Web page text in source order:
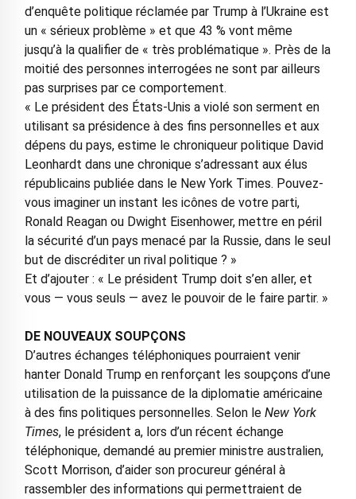
d’enquête politique réclamée par Trump à l’Ukraine est
un « sérieux problème » et que 43 % vont même
jusqu’à la qualifier de « très problématique ». Près de la
moitié des personnes interrogées ne sont par ailleurs
pas surprises par ce comportement.
« Le président des États-Unis a violé son serment en
utilisant sa présidence à des fins personnelles et aux
dépens du pays, estime le chroniqueur politique David
Leonhardt dans une chronique s’adressant aux élus
républicains publiée dans le New York Times. Pouvez-
vous imaginer un instant les icônes de votre parti,
Ronald Reagan ou Dwight Eisenhower, mettre en péril
la sécurité d’un pays menacé par la Russie, dans le seul
but de discréditer un rival politique ? »
Et d’ajouter : « Le président Trump doit s’en aller, et
vous — vous seuls — avez le pouvoir de le faire partir. »
DE NOUVEAUX SOUPÇONS
D’autres échanges téléphoniques pourraient venir
hanter Donald Trump en renforçant les soupçons d’une
utilisation de la puissance de la diplomatie américaine
à des fins politiques personnelles. Selon le New York
Times, le président a, lors d’un récent échange
téléphonique, demandé au premier ministre australien,
Scott Morrison, d’aider son procureur général à
rassembler des informations qui permettraient de